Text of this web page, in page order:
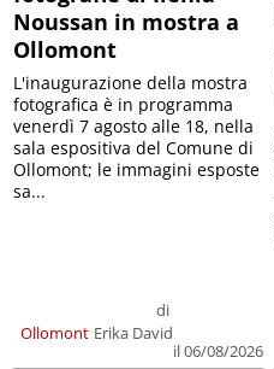
Noussan in mostra a
Ollomont
Ollomont
di
Erika David
il 06/08/2026
L'inaugurazione della mostra
fotografica è in programma
venerdì 7 agosto alle 18, nella
sala espositiva del Comune di
Ollomont; le immagini esposte
sa...